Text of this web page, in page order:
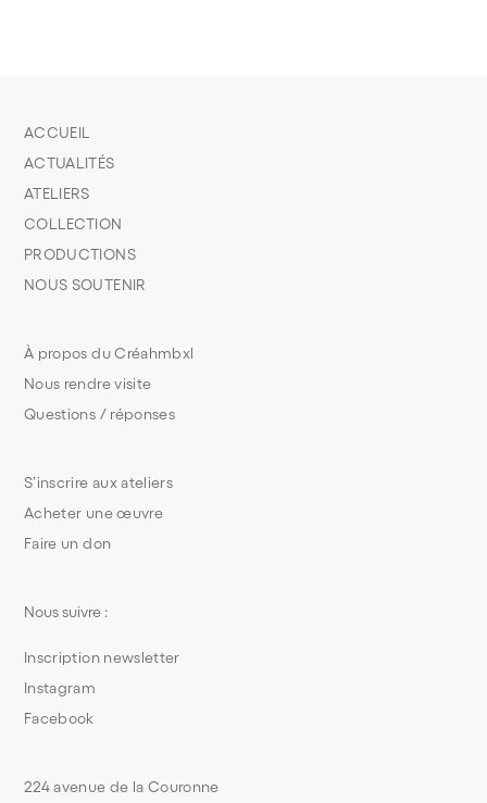
S’inscrire aux ateliers
Acheter une œuvre
Faire un don
À propos du Créahmbxl
Nous rendre visite
Questions / réponses
ACCUEIL
ACTUALITÉS
ATELIERS
COLLECTION
PRODUCTIONS
NOUS SOUTENIR
224 avenue de la Couronne
Nous suivre :
Inscription newsletter
Instagram
Facebook